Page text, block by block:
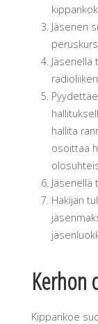
Jäsenen
Jäsenellä
hallita
osoittaa
Hakijan
Kerhon
Kipparikoe